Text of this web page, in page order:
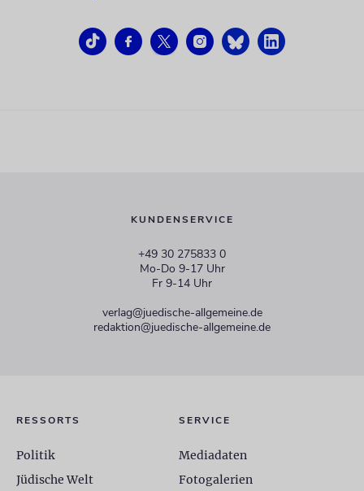
KUNDENSERVICE
+49 30 275833 0
Mo-Do 9-17 Uhr
Fr 9-14 Uhr
verlag@juedische-allgemeine.de
redaktion@juedische-allgemeine.de
RESSORTS
Politik
Jüdische Welt
SERVICE
Mediadaten
Fotogalerien